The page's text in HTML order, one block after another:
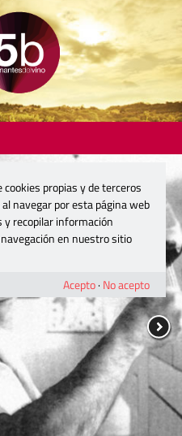
propias y de terceros
navegar por esta página web
recopilar información
en nuestro sitio
Acepto· No acepto